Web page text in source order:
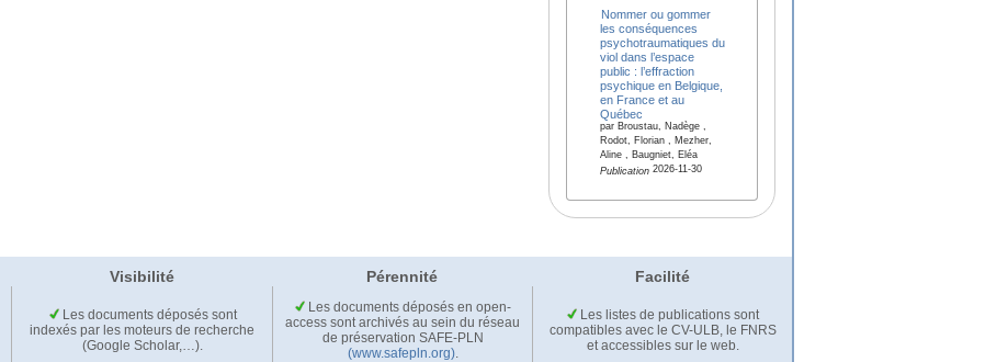
Nommer ou gommer
les conséquences
psychotraumatiques du
viol dans l’espace
public : l’effraction
psychique en Belgique,
en France et au
Québec
par Broustau, Nadège ,
Rodot, Florian , Mezher,
Aline , Baugniet, Eléa
Publication2026-11-30
Visibilité Pérennité Facilité
Les documents déposés sont
indexés par les moteurs de recherche
(Google Scholar,…).
Les documents déposés en open-
access sont archivés au sein du réseau
de préservation SAFE-PLN
(www.safepln.org).
Les listes de publications sont
compatibles avec le CV-ULB, le FNRS
et accessibles sur le web.